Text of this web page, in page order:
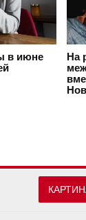
в июне
На